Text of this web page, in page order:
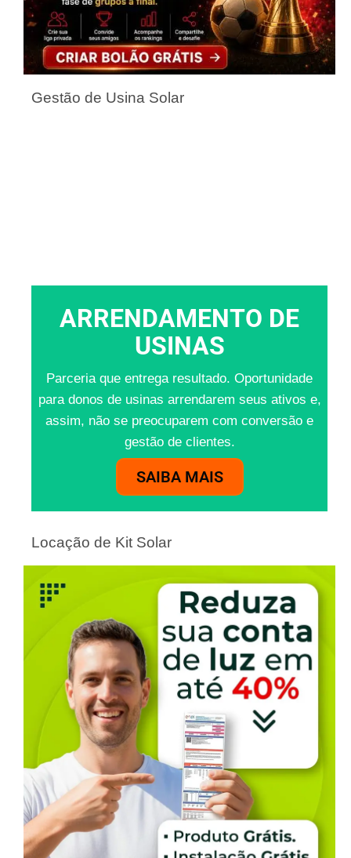
Gestão de Usina Solar
ARRENDAMENTO DE
USINAS
Parceria que entrega resultado. Oportunidade
para donos de usinas arrendarem seus ativos e,
assim, não se preocuparem com conversão e
gestão de clientes.
SAIBA MAIS
Locação de Kit Solar